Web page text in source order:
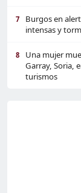
7
Burgos en
intensas y
8
Una mujer
Garray, Soria,
turismos